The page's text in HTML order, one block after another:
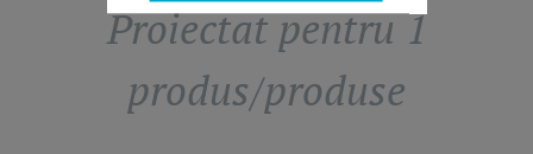
Proiectat pentru 1
produs/produse